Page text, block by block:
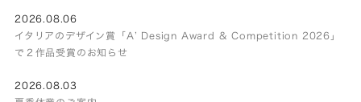
2026.08.06
イタリアのデザイン賞「A’ Design Award & Competition 2026」
で２作品受賞のお知らせ
2026.08.03